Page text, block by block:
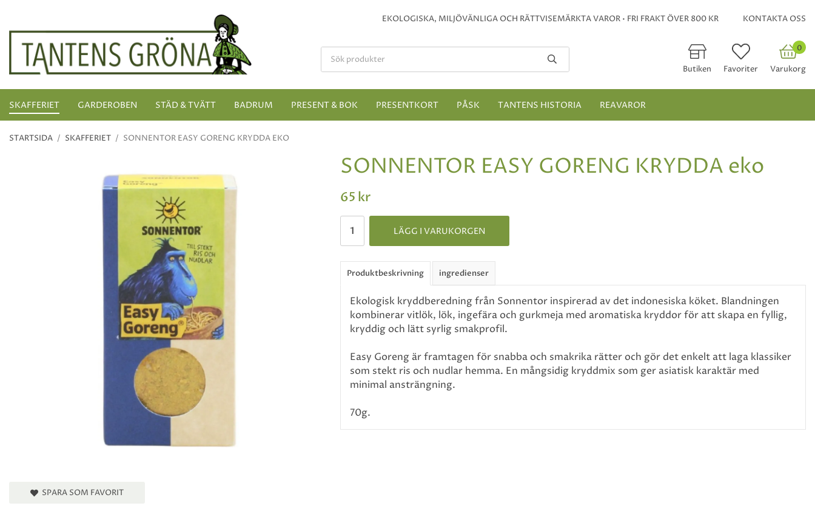
EKOLOGISKA, MILJÖVÄNLIGA OCH RÄTTVISEMÄRKTA VAROR • FRI FRAKT ÖVER 800 KR KONTAKTA OSS
Butiken Favoriter
0
Varukorg
SKAFFERIET GARDEROBEN STÄD & TVÄTT BADRUM PRESENT & BOK PRESENTKORT PÅSK TANTENS HISTORIA REAVAROR
STARTSIDA / SKAFFERIET / SONNENTOR EASY GORENG KRYDDA EKO
SONNENTOR EASY GORENG KRYDDA eko
65 kr
LÄGG I VARUKORGEN
Produktbeskrivning ingredienser
Ekologisk kryddberedning från Sonnentor inspirerad av det indonesiska köket. Blandningen
kombinerar vitlök, lök, ingefära och gurkmeja med aromatiska kryddor för att skapa en fyllig,
kryddig och lätt syrlig smakprofil.
Easy Goreng är framtagen för snabba och smakrika rätter och gör det enkelt att laga klassiker
som stekt ris och nudlar hemma. En mångsidig kryddmix som ger asiatisk karaktär med
minimal ansträngning.
70g.
SPARA SOM FAVORIT